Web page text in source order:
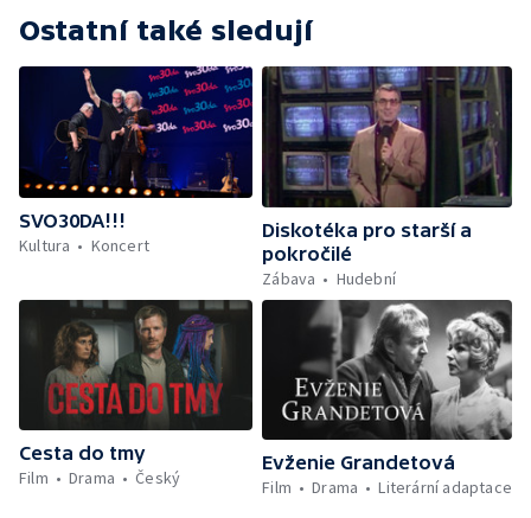
Ostatní také sledují
SVO30DA!!!
Kultura
Koncert
Diskotéka pro starší a
pokročilé
Zábava
Hudební
Cesta do tmy
Film
Drama Český
Evženie Grandetová
Film
Drama Literární adaptace